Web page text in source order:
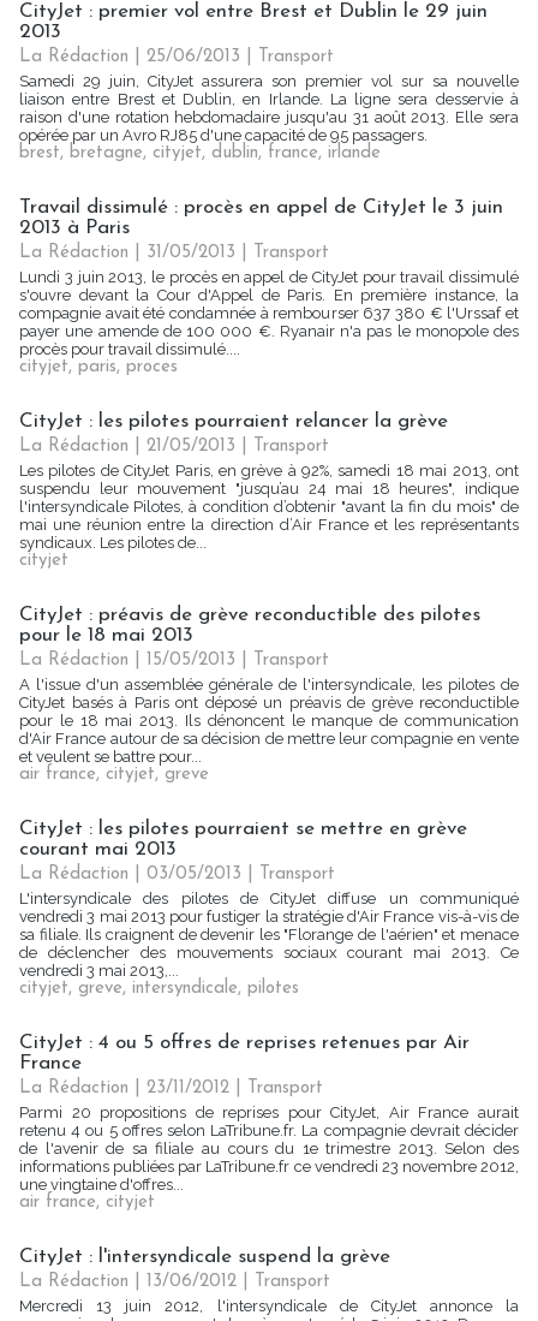
CityJet : premier vol entre Brest et Dublin le 29 juin
2013
La Rédaction | 25/06/2013
Transport
Samedi 29 juin, CityJet assurera son premier vol sur sa nouvelle
liaison entre Brest et Dublin, en Irlande. La ligne sera desservie à
raison d'une rotation hebdomadaire jusqu'au 31 août 2013. Elle sera
opérée par un Avro RJ85 d'une capacité de 95 passagers.
brest, bretagne, cityjet, dublin, france, irlande
Travail dissimulé : procès en appel de CityJet le 3 juin
2013 à Paris
La Rédaction | 31/05/2013
Transport
Lundi 3 juin 2013, le procès en appel de CityJet pour travail dissimulé
s'ouvre devant la Cour d'Appel de Paris. En première instance, la
compagnie avait été condamnée à rembourser 637 380 € l'Urssaf et
payer une amende de 100 000 €. Ryanair n'a pas le monopole des
procès pour travail dissimulé....
cityjet, paris, proces
CityJet : les pilotes pourraient relancer la grève
La Rédaction | 21/05/2013
Transport
Les pilotes de CityJet Paris, en grève à 92%, samedi 18 mai 2013, ont
suspendu leur mouvement "jusqu’au 24 mai 18 heures", indique
l'intersyndicale Pilotes, à condition d’obtenir "avant la fin du mois" de
mai une réunion entre la direction d’Air France et les représentants
syndicaux. Les pilotes de...
cityjet
CityJet : préavis de grève reconductible des pilotes
pour le 18 mai 2013
La Rédaction | 15/05/2013
Transport
A l'issue d'un assemblée générale de l'intersyndicale, les pilotes de
CityJet basés à Paris ont déposé un préavis de grève reconductible
pour le 18 mai 2013. Ils dénoncent le manque de communication
d'Air France autour de sa décision de mettre leur compagnie en vente
et veulent se battre pour...
air france, cityjet, greve
CityJet : les pilotes pourraient se mettre en grève
courant mai 2013
La Rédaction | 03/05/2013
Transport
L'intersyndicale des pilotes de CityJet diffuse un communiqué
vendredi 3 mai 2013 pour fustiger la stratégie d'Air France vis-à-vis de
sa filiale. Ils craignent de devenir les "Florange de l'aérien" et menace
de déclencher des mouvements sociaux courant mai 2013. Ce
vendredi 3 mai 2013,...
cityjet, greve, intersyndicale, pilotes
CityJet : 4 ou 5 offres de reprises retenues par Air
France
La Rédaction | 23/11/2012
Transport
Parmi 20 propositions de reprises pour CityJet, Air France aurait
retenu 4 ou 5 offres selon LaTribune.fr. La compagnie devrait décider
de l'avenir de sa filiale au cours du 1e trimestre 2013. Selon des
informations publiées par LaTribune.fr ce vendredi 23 novembre 2012,
une vingtaine d'offres...
air france, cityjet
CityJet : l'intersyndicale suspend la grève
La Rédaction | 13/06/2012
Transport
Mercredi 13 juin 2012, l'intersyndicale de CityJet annonce la